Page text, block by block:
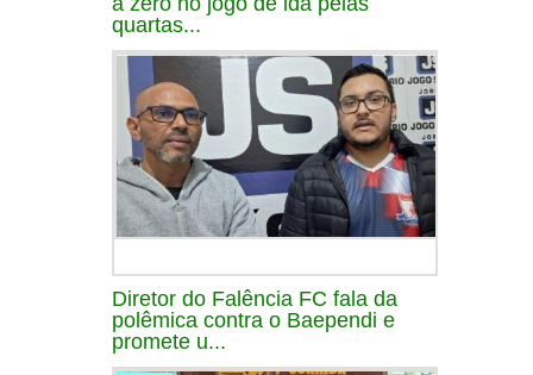
quartas...
Diretor do Falência FC fala da
polêmica contra o Baependi e
promete u...